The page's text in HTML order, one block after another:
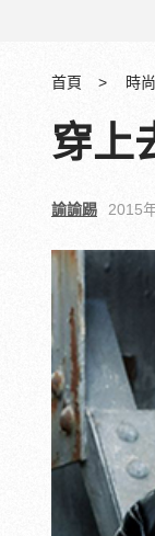
首頁 時
穿上
諭諭踢 2015